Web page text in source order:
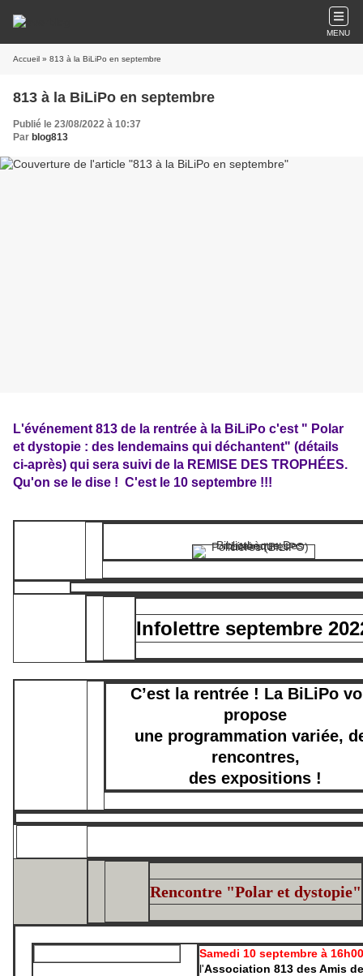
MENU
Accueil » 813 à la BiLiPo en septembre
813 à la BiLiPo en septembre
Publié le 23/08/2022 à 10:37
Par blog813
L'événement 813 de la rentrée à la BiLiPo c'est " Polar
et dystopie : des lendemains qui déchantent" (détails
ci-après) qui sera suivi de la REMISE DES TROPHÉES.
Qu'on se le dise ! C'est le 10 septembre !!!
Infolettre septembre
C’est la rentrée ! La BiLiPo
propose
une programmation variée,
rencontres,
des expositions !
Rencontre "Polar et dystopie"
Samedi 10 septembre à 16h00
l'Association 813 des Amis